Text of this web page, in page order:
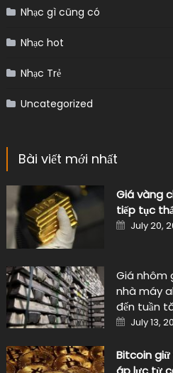
Nhạc gì cũng có
Nhạc hot
Nhạc Trẻ
Uncategorized
Bài viết mới nhất
Giá vàng
tiếp tục
Posted
on
July 20,
Giá nhôm
nhà máy
đến tuần
Posted
on
July 13,
Bitcoin giữ